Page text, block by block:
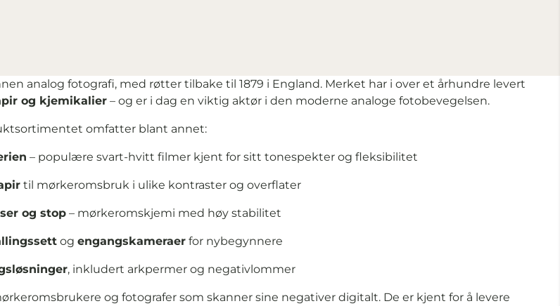
analog fotografi, med røtter tilbake til 1879 i England. Merket har i over et århundre levert
og kjemikalier – og er i dag en viktig aktør i den moderne analoge fotobevegelsen.
omfatter blant annet:
– populære svart-hvitt filmer kjent for sitt tonespekter og fleksibilitet
til mørkeromsbruk i ulike kontraster og overflater
og stop– mørkeromskjemi med høy stabilitet
og engangskameraer for nybegynnere
, inkludert arkpermer og negativlommer
og fotografer som skanner sine negativer digitalt. De er kjent for å levere